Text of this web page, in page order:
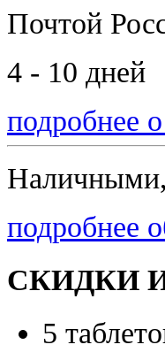
Почтой
4 - 10 дней
подробнее
подробнее
СКИДКИ
5